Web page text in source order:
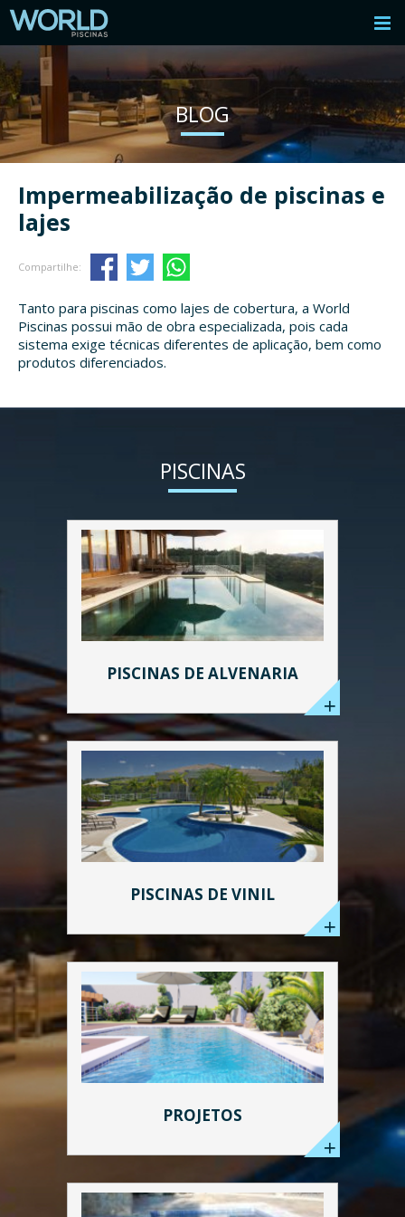
BLOG
Impermeabilização de piscinas e
lajes
Compartilhe:
Tanto para piscinas como lajes de cobertura, a World
Piscinas possui mão de obra especializada, pois cada
sistema exige técnicas diferentes de aplicação, bem como
produtos diferenciados.
PISCINAS
PISCINAS DE ALVENARIA
PISCINAS DE VINIL
PROJETOS